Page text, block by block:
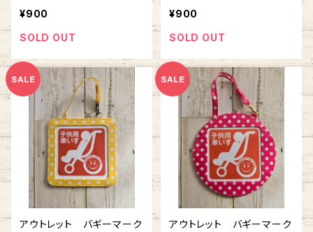
¥900
SOLD OUT
¥900
SOLD OUT
アウトレット バギーマーク
アウトレット バギーマーク